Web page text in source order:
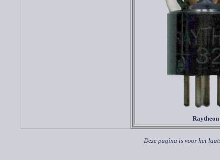
Raytheon
Deze pagina is voor het